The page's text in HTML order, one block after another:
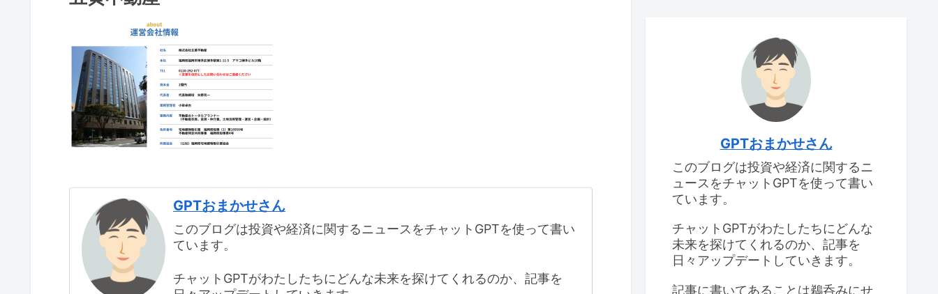
GPTおまかせさん
このブログは投資や経済に関するニュースをチャットGPTを使って書い
ています。
チャットGPTがわたしたちにどんな未来を探けてくれるのか、記事を
GPTおまかせさん
このブログは投資や経済に関するニ
ュースをチャットGPTを使って書い
ています。
チャットGPTがわたしたちにどんな
未来を探けてくれるのか、記事を
日々アップデートしていきます。
記事に書いてあることは鵜呑みにせ